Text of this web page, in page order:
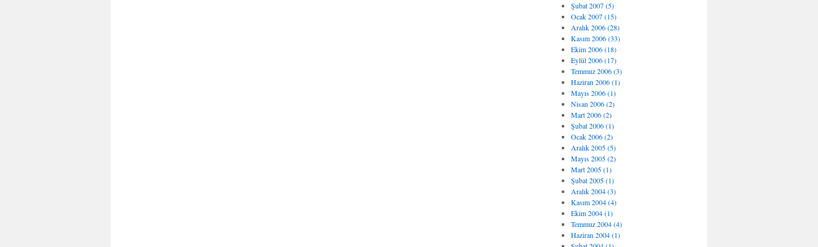
Şubat 2007 (5)
Ocak 2007 (15)
Aralık 2006 (28)
Kasım 2006 (33)
Ekim 2006 (18)
Eylül 2006 (17)
Temmuz 2006 (3)
Haziran 2006 (1)
Mayıs 2006 (1)
Nisan 2006 (2)
Mart 2006 (2)
Şubat 2006 (1)
Ocak 2006 (2)
Aralık 2005 (5)
Mayıs 2005 (2)
Mart 2005 (1)
Şubat 2005 (1)
Aralık 2004 (3)
Kasım 2004 (4)
Ekim 2004 (1)
Temmuz 2004 (4)
Haziran 2004 (1)